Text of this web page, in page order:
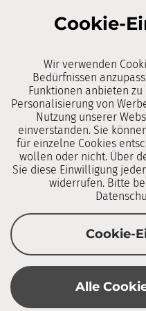
Tyrol Pneu -
Cookie-
Wir verwenden
Bedürfnissen
Funktionen anbieten
Personalisierung von
Nutzung unserer
einverstanden. Sie
für einzelne Cookies
wollen oder nicht. Über
Sie diese Einwilligung
widerrufen. Bitte
Cookie-
Alle